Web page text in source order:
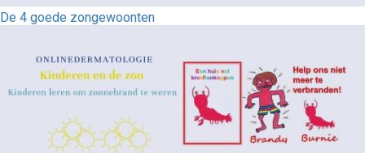
De 4 goede zongewoonten